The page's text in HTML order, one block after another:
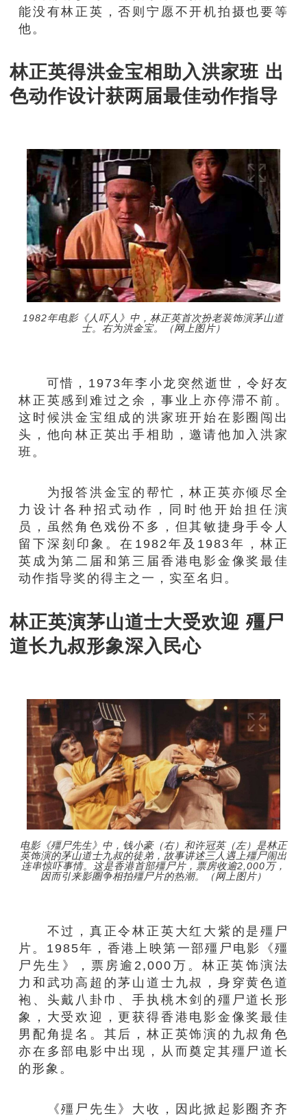
能没有林正英，否则宁愿不开机拍摄也要等
他。
林正英得洪金宝相助入洪家班 出
色动作设计获两届最佳动作指导
1982年电影《人吓人》中，林正英首次扮老装饰演茅山道
士。右为洪金宝。（网上图片）
可惜，1973年李小龙突然逝世，令好友
林正英感到难过之余，事业上亦停滞不前。
这时候洪金宝组成的洪家班开始在影圈闯出
头，他向林正英出手相助，邀请他加入洪家
班。
为报答洪金宝的帮忙，林正英亦倾尽全
力设计各种招式动作，同时他开始担任演
员，虽然角色戏份不多，但其敏捷身手令人
留下深刻印象。在1982年及1983年，林正
英成为第二届和第三届香港电影金像奖最佳
动作指导奖的得主之一，实至名归。
林正英演茅山道士大受欢迎 殭尸
道长九叔形象深入民心
电影《殭尸先生》中，钱小豪（右）和许冠英（左）是林正
英饰演的茅山道士九叔的徒弟，故事讲述三人遇上殭尸闹出
连串惊吓事情。这是香港首部殭尸片，票房收逾2,000万，
因而引来影圈争相拍殭尸片的热潮。（网上图片）
不过，真正令林正英大红大紫的是殭尸
片。1985年，香港上映第一部殭尸电影《殭
尸先生》，票房逾2,000万。林正英饰演法
力和武功高超的茅山道士九叔，身穿黄色道
袍、头戴八卦巾、手执桃木剑的殭尸道长形
象，大受欢迎，更获得香港电影金像奖最佳
男配角提名。其后，林正英饰演的九叔角色
亦在多部电影中出现，从而奠定其殭尸道长
的形象。
《殭尸先生》大收，因此掀起影圈齐齐